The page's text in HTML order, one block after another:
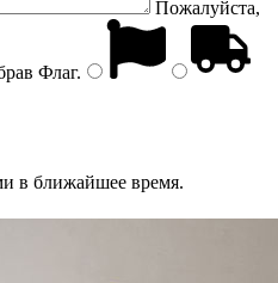
Пожалуйста,
Флаг.
в ближайшее время.